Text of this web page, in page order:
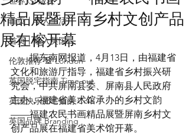
首页丨华人生活
首页丨融入英国
伦敦推荐 🎡 London
英国脱宅指南 Time out
英国快乐肥宅指南 Cola
英国品牌 Branding
精品展暨屏南乡村文创产品
展在榕开幕
        据东南网报道，4月13日，由福建省
文化和旅游厅指导，福建省乡村振兴研
究会，中共屏南县委、屏南县人民政府
主办，福建省美术馆承办的乡村文韵
——福建农民书画精品展暨屏南乡村文
创产品展在福建省美术馆开幕。